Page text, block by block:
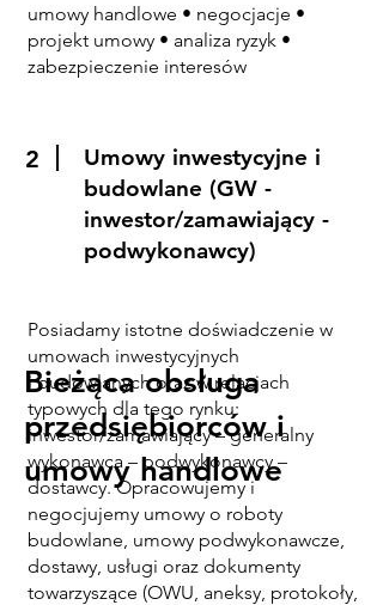
Bieżąca obsługa
przedsiębiorców i
umowy handlowe
umowy handlowe • negocjacje •
projekt umowy • analiza ryzyk •
zabezpieczenie interesów
2
Umowy inwestycyjne i
budowlane (GW -
inwestor/zamawiający -
podwykonawcy)
Posiadamy istotne doświadczenie w
umowach inwestycyjnych
i budowlanych oraz w relacjach
typowych dla tego rynku:
inwestor/zamawiający – generalny
wykonawca – podwykonawcy –
dostawcy. Opracowujemy i
negocjujemy umowy o roboty
budowlane, umowy podwykonawcze,
dostawy, usługi oraz dokumenty
towarzyszące (OWU, aneksy, protokoły,